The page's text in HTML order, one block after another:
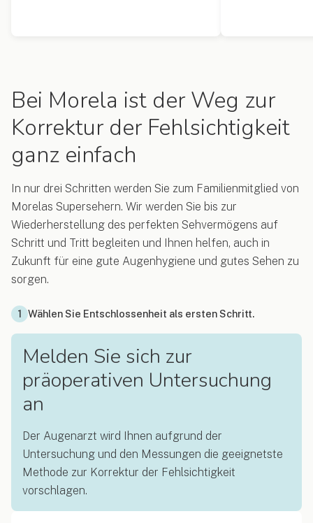
Bei Morela ist der Weg zur
Korrektur der Fehlsichtigkeit
ganz einfach
In nur drei Schritten werden Sie zum Familienmitglied von
Morelas Supersehern. Wir werden Sie bis zur
Wiederherstellung des perfekten Sehvermögens auf
Schritt und Tritt begleiten und Ihnen helfen, auch in
Zukunft für eine gute Augenhygiene und gutes Sehen zu
sorgen.
1 Wählen Sie Entschlossenheit als ersten Schritt.
Melden Sie sich zur
präoperativen Untersuchung
an
Der Augenarzt wird Ihnen aufgrund der
Untersuchung und den Messungen die geeignetste
Methode zur Korrektur der Fehlsichtigkeit
vorschlagen.